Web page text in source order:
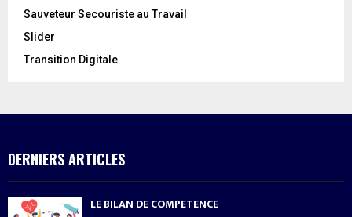
Sauveteur Secouriste au Travail
Slider
Transition Digitale
DERNIERS ARTICLES
LE BILAN DE COMPETENCE